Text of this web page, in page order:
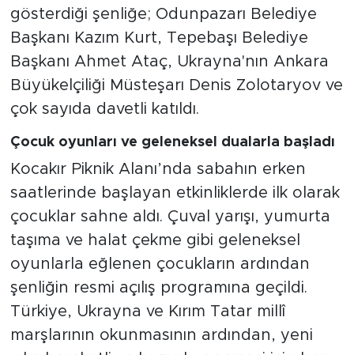
gösterdiği şenliğe; Odunpazarı Belediye
Başkanı Kazım Kurt, Tepebaşı Belediye
Başkanı Ahmet Ataç, Ukrayna'nın Ankara
Büyükelçiliği Müsteşarı Denis Zolotaryov ve
çok sayıda davetli katıldı.
Çocuk oyunları ve geleneksel dualarla başladı
Kocakır Piknik Alanı’nda sabahın erken
saatlerinde başlayan etkinliklerde ilk olarak
çocuklar sahne aldı. Çuval yarışı, yumurta
taşıma ve halat çekme gibi geleneksel
oyunlarla eğlenen çocukların ardından
şenliğin resmi açılış programına geçildi.
Türkiye, Ukrayna ve Kırım Tatar millî
marşlarının okunmasının ardından, yeni